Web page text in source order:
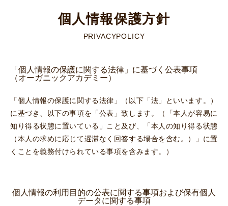
個人情報保護方針
PRIVACYPOLICY
「個人情報の保護に関する法律」に基づく公表事項
（オーガニックアカデミー）
「個人情報の保護に関する法律」（以下「法」といいます。）
に基づき、以下の事項を「公表」致します。（「本人が容易に
知り得る状態に置いている」こと及び、「本人の知り得る状態
（本人の求めに応じて遅滞なく回答する場合を含む。）」に置
くことを義務付けられている事項を含みます。）
個人情報の利用目的の公表に関する事項および保有個人
データに関する事項